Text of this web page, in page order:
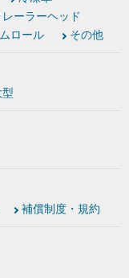
レーラーヘッド
ロール その他
型
補償制度・規約